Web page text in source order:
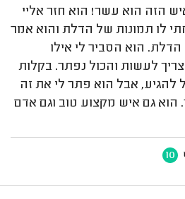
הזה הוא עשר! הוא חזר אליי
לו תמונות של הדלת והוא אמר
הוא הסביר לי אילו
צריך לעשות והכול נפתר. בקלות
להגיע, אבל הוא פתר לי את זה
הוא גם איש מקצוע טוב וגם אדם
10